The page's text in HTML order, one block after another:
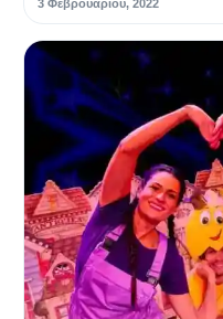
3 Φεβρουαρίου, 2022